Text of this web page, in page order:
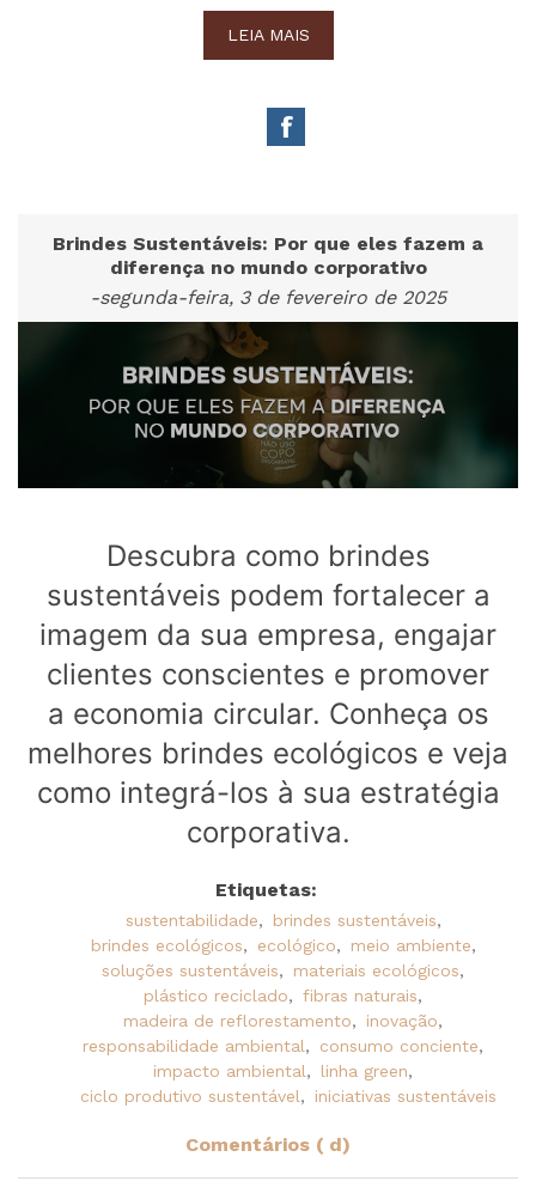
LEIA MAIS
Brindes Sustentáveis: Por que eles fazem a
diferença no mundo corporativo
-segunda-feira, 3 de fevereiro de 2025
Descubra como brindes
sustentáveis podem fortalecer a
imagem da sua empresa, engajar
clientes conscientes e promover
a economia circular. Conheça os
melhores brindes ecológicos e veja
como integrá-los à sua estratégia
corporativa.
Etiquetas:
sustentabilidade, brindes sustentáveis,
brindes ecológicos, ecológico, meio ambiente,
soluções sustentáveis, materiais ecológicos,
plástico reciclado, fibras naturais,
madeira de reflorestamento, inovação,
responsabilidade ambiental, consumo conciente,
impacto ambiental, linha green,
ciclo produtivo sustentável, iniciativas sustentáveis
Comentários ( d)